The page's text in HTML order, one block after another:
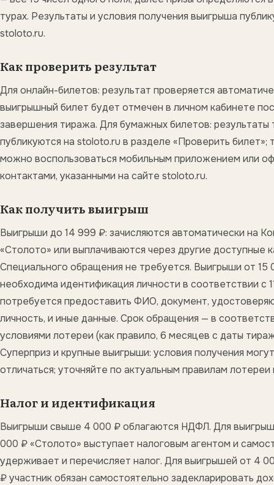
турах. Результаты и условия получения выигрыша
stoloto.ru.
Как проверить результат
Для онлайн-билетов: результат проверяется
выигрышный билет будет отмечен в личном кабинете
завершения тиража. Для бумажных билетов: результаты
публикуются на stoloto.ru в разделе «Проверить билет»;
можно воспользоваться мобильным приложением или
контактами, указанными на сайте stoloto.ru.
Как получить выигрыш
Выигрыши до 14 999 ₽: зачисляются автоматически на
«Столото» или выплачиваются через другие доступные
Специального обращения не требуется. Выигрыши от 15
необходима идентификация личности в соответствии с
потребуется предоставить ФИО, документ,
личность, и иные данные. Срок обращения — в
условиями лотереи (как правило, 6 месяцев с даты
Суперприз и крупные выигрыши: условия получения могут
отличаться; уточняйте по актуальным правилам
Налог и идентификация
Выигрыши свыше 4 000 ₽ облагаются НДФЛ. Для
000 ₽ «Столото» выступает налоговым агентом и
удерживает и перечисляет налог. Для выигрышей от 4
₽ участник обязан самостоятельно задекларировать